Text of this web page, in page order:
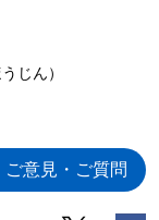
じん）
ご意見・ご質問